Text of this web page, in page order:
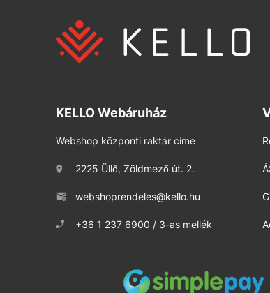
KELLO Webáruház
Webshop központi raktár címe
2225 Üllő, Zöldmező út. 2.
webshoprendeles@kello.hu
+36 1 237 6900 / 3-as mellék